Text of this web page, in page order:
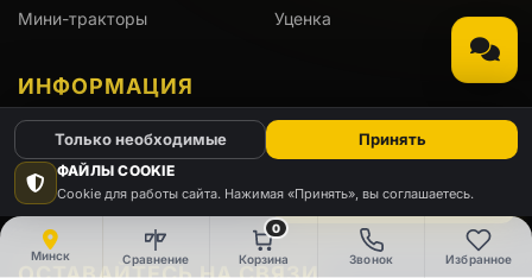
Минск Сравнение
0
Корзина Звонок Избранное
Мини-тракторы Уценка
ИНФОРМАЦИЯ
Доставка
Гарантия АКЦИИ
ФАЙЛЫ COOKIE
Cookie для работы сайта. Нажимая «Принять», вы соглашаетесь.
Только необходимые Принять